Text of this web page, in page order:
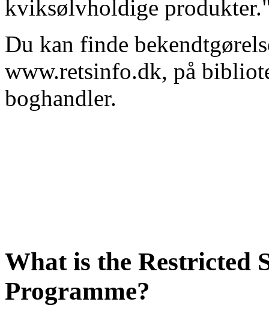
kviksølvholdige
Du kan finde
www.retsinfo.dk, på
boghandler.
What is the Restricted
Programme?